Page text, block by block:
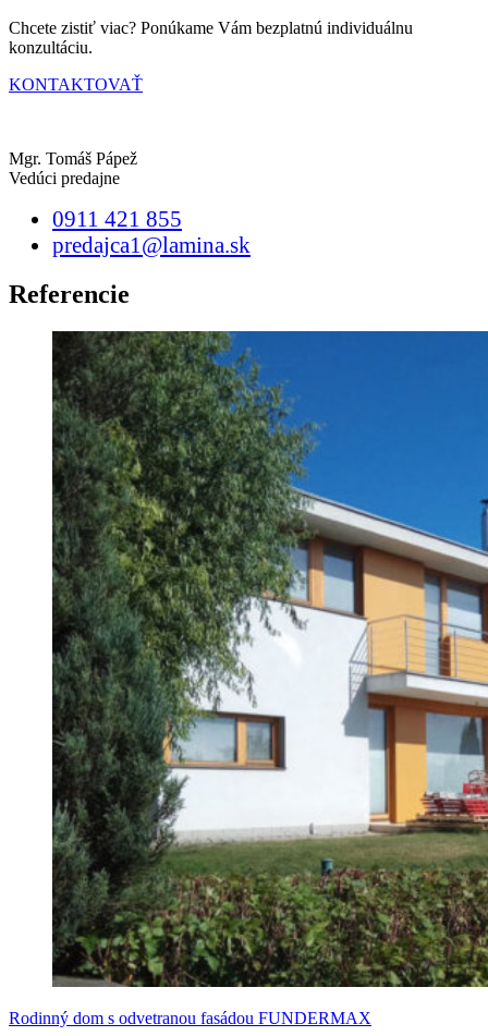
Chcete zistiť viac? Ponúkame Vám bezplatnú individuálnu
konzultáciu.
KONTAKTOVAŤ
Mgr. Tomáš Pápež
Vedúci predajne
0911 421 855
predajca1@lamina.sk
Referencie
Rodinný dom s odvetranou fasádou FUNDERMAX